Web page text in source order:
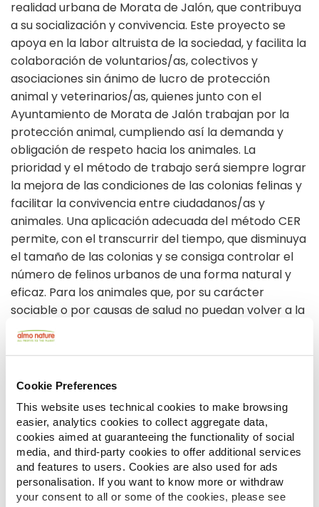
Cookie Preferences
This website uses technical cookies to make browsing
easier, analytics cookies to collect aggregate data,
cookies aimed at guaranteeing the functionality of social
media, and third-party cookies to offer additional services
and features to users. Cookies are also used for ads
personalisation. If you want to know more or withdraw
your consent to all or some of the cookies, please see
realidad urbana de Morata de Jalón, que contribuya
a su socialización y convivencia. Este proyecto se
apoya en la labor altruista de la sociedad, y facilita la
colaboración de voluntarios/as, colectivos y
asociaciones sin ánimo de lucro de protección
animal y veterinarios/as, quienes junto con el
Ayuntamiento de Morata de Jalón trabajan por la
protección animal, cumpliendo así la demanda y
obligación de respeto hacia los animales. La
prioridad y el método de trabajo será siempre lograr
la mejora de las condiciones de las colonias felinas y
facilitar la convivencia entre ciudadanos/as y
animales. Una aplicación adecuada del método CER
permite, con el transcurrir del tiempo, que disminuya
el tamaño de las colonias y se consiga controlar el
número de felinos urbanos de una forma natural y
eficaz. Para los animales que, por su carácter
sociable o por causas de salud no puedan volver a la
colonia, se reforzará la colaboración con las
asociaciones de protección animal para promover
-Controlar el numero de gatos en la colonias
existentes -Mejorar su calidad de vida -Campaña de
vacunación y desparasitación -Aumentar en numero
de adopciones responsables -Concienciar a la
población del respeto a los animales